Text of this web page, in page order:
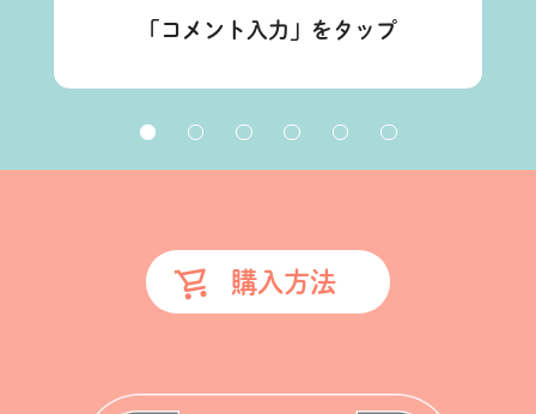
「コメント入力」をタップ
購入方法